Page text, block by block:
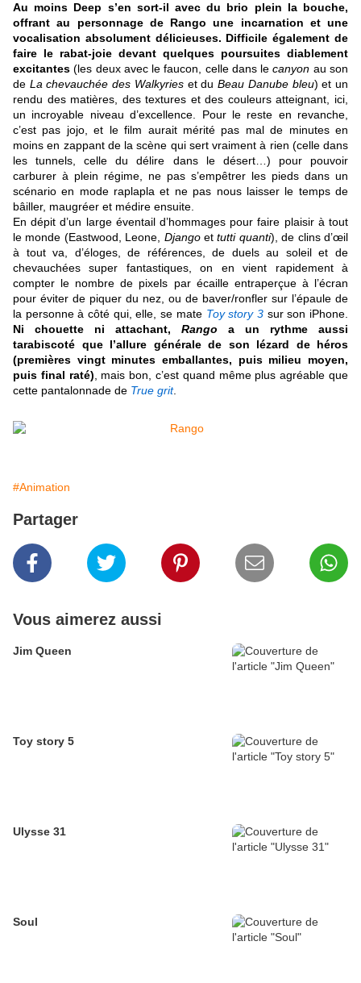
Au moins Deep s’en sort-il avec du brio plein la bouche,
offrant au personnage de Rango une incarnation et une
vocalisation absolument délicieuses. Difficile également de
faire le rabat-joie devant quelques poursuites diablement
excitantes (les deux avec le faucon, celle dans lecanyon au son
de La chevauchée des Walkyrieset duBeau Danube bleu) et un
rendu des matières, des textures et des couleurs atteignant, ici,
un incroyable niveau d’excellence. Pour le reste en revanche,
c’est pas jojo, et le film aurait mérité pas mal de minutes en
moins en zappant de la scène qui sert vraiment à rien (celle dans
les tunnels, celle du délire dans le désert…) pour pouvoir
carburer à plein régime, ne pas s’empêtrer les pieds dans un
scénario en mode raplapla et ne pas nous laisser le temps de
bâiller, maugréer et médire ensuite.
En dépit d’un large éventail d’hommages pour faire plaisir à tout
le monde (Eastwood, Leone, Djangoettutti quanti), de clins d’œil
à tout va, d’éloges, de références, de duels au soleil et de
chevauchées super fantastiques, on en vient rapidement à
compter le nombre de pixels par écaille entraperçue à l’écran
pour éviter de piquer du nez, ou de baver/ronfler sur l’épaule de
la personne à côté qui, elle, se mate Toy story 3sur son iPhone.
Ni chouette ni attachant, Rango
a un rythme aussi
tarabiscoté que l’allure générale de son lézard de héros
(premières vingt minutes emballantes, puis milieu moyen,
puis final raté) , mais bon, c’est quand même plus agréable que
cette pantalonnade de True grit.
#Animation
Partager
Vous aimerez aussi
Jim Queen
Toy story 5
Ulysse 31
Soul